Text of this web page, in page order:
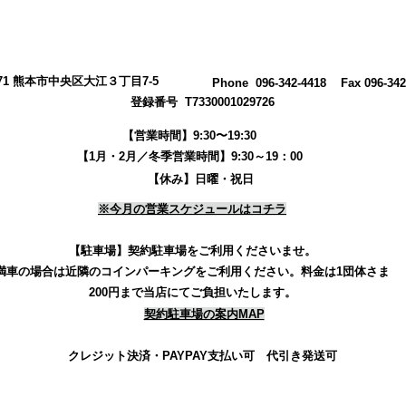
熊本市中央区大江３丁目7-5
登録番号 T7330001029726
​Phone 096-342-4418 Fax 096-
【営業時間】9:30〜19:30
【1月・2月／冬季営業時間】9:30～19：00
【休み】日曜・祝日
※今月の営業スケジュールはコチラ
【駐車場】契約駐車場をご利用くださいませ。
車の場合は近隣のコインパーキングをご利用ください。 料金は1団体さま
200円まで当店にてご負担いたします。
契約駐車場の案内MAP
クレジット決済・PAYPAY支払い可 代引き発送可